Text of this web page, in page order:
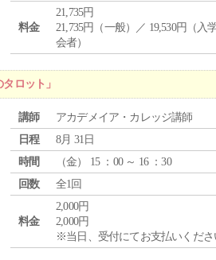
料金
21,735円
21,735円（一般）／ 19,530円（入
会者）
ロット」
講師
アカデメイア・カレッジ講師
日程
8月 31日
時間
（金） 15 ：00 ～ 16 ：30
回数
全1回
料金
2,000円
2,000円
※当日、受付にてお支払いくださ